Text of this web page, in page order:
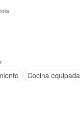
Cocina equipada